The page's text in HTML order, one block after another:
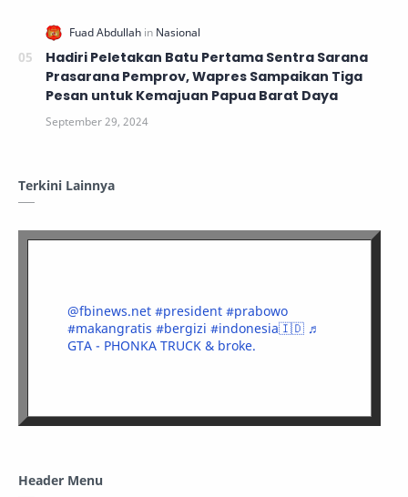
Hadiri Peletakan Batu Pertama Sentra Sarana
Prasarana Pemprov, Wapres Sampaikan Tiga
Pesan untuk Kemajuan Papua Barat Daya
Terkini Lainnya
@fbinews.net #president #prabowo
#makangratis #bergizi #indonesia🇮🇩 ♬
GTA - PHONKA TRUCK & broke.
Header Menu